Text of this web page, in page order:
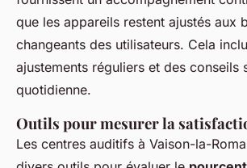
que les appareils restent ajustés aux
changeants des utilisateurs. Cela
ajustements réguliers et des conseils
quotidienne.
Outils pour mesurer la
Les centres auditifs à Vaison-la-